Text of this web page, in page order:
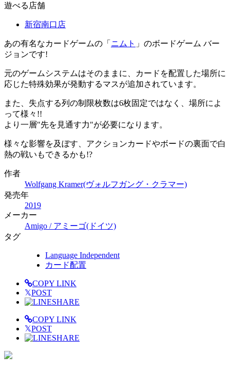
遊べる店舗
新宿南口店
あの有名なカードゲームの「 ニムト 」のボードゲーム バー
ジョンです!
元のゲームシステムはそのままに、カードを配置した場所に
応じた特殊効果が発動するマスが追加されています。
また、失点する列の制限枚数は6枚固定ではなく、場所によ
って様々!!
より一層"先を見通す力"が必要になります。
様々な影響を及ぼす、アクションカードやボードの裏面で白
熱の戦いもできるかも!?
作者
Wolfgang Kramer(ヴォルフガング・クラマー)
発売年
2019
メーカー
Amigo / アミーゴ(ドイツ)
タグ
Language Independent
カード配置
COPY LINK
𝕏POST
SHARE
COPY LINK
𝕏POST
SHARE